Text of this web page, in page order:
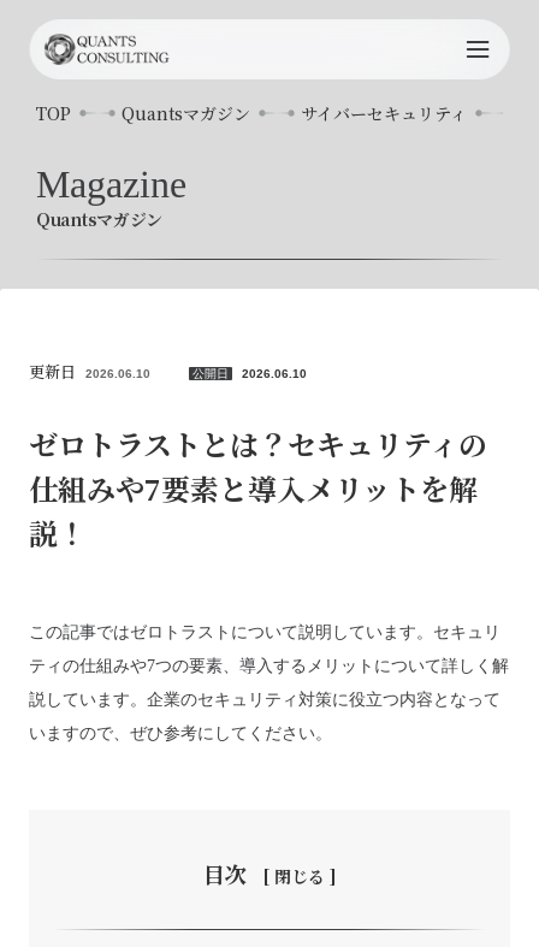
TOP
Quants について
サービス内容
コンサルタント
お知らせ
Quantsマガジン
お問い合わせ
採用情報
TOP Quantsマガジン サイバーセキュリティ
Magazine
Quantsマガジン
更新日 2026.06.10 公開日 2026.06.10
ゼロトラストとは？セキュリティの
仕組みや7要素と導入メリットを解
説！
この記事ではゼロトラストについて説明しています。セキュリ
ティの仕組みや7つの要素、導入するメリットについて詳しく解
説しています。企業のセキュリティ対策に役立つ内容となって
いますので、ぜひ参考にしてください。
目次